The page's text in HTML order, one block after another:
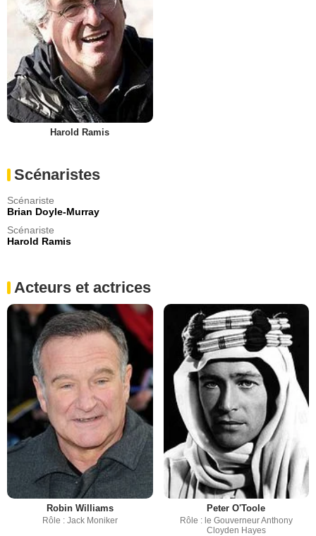
Harold Ramis
Scénaristes
Scénariste
Brian Doyle-Murray
Scénariste
Harold Ramis
Acteurs et actrices
Robin Williams
Rôle : Jack Moniker
Peter O'Toole
Rôle : le Gouverneur Anthony
Cloyden Hayes